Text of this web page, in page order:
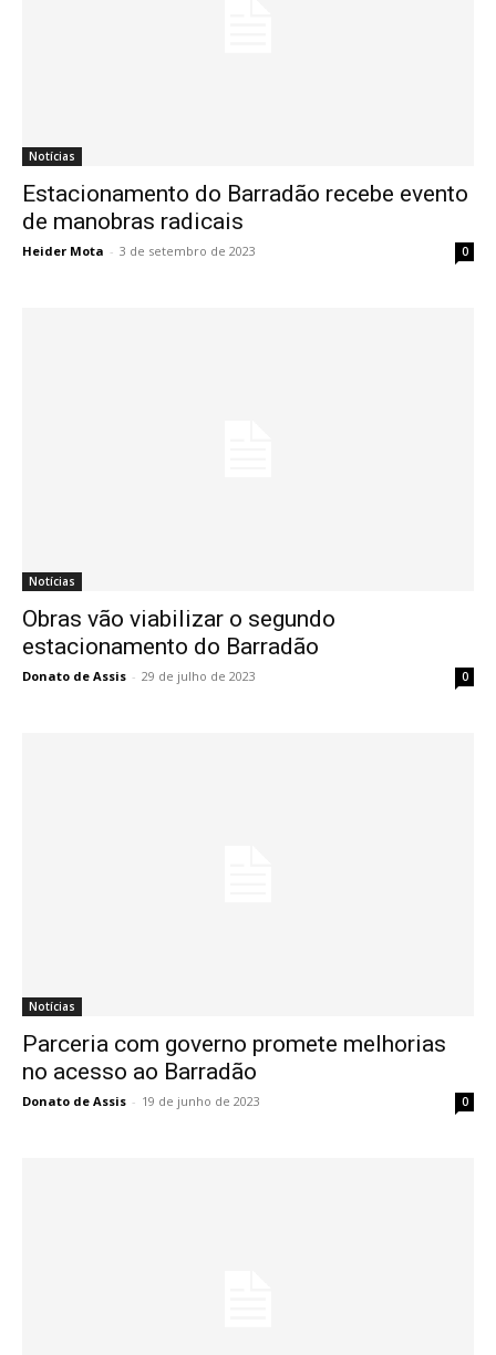
Notícias
Estacionamento do Barradão recebe evento
de manobras radicais
Heider Mota - 3 de setembro de 2023 0
Notícias
Obras vão viabilizar o segundo
estacionamento do Barradão
Donato de Assis - 29 de julho de 2023 0
Notícias
Parceria com governo promete melhorias
no acesso ao Barradão
Donato de Assis - 19 de junho de 2023 0